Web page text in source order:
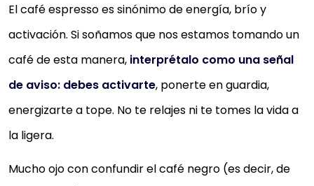
El café espresso es sinónimo de energía, brío y
activación. Si soñamos que nos estamos tomando un
café de esta manera, interprétalo como una señal
de aviso: debes activarte, ponerte en guardia,
energizarte a tope. No te relajes ni te tomes la vida a
la ligera.
Mucho ojo con confundir el café negro (es decir, de